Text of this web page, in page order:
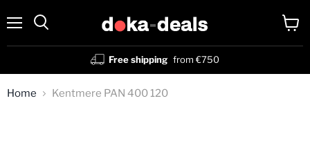
Free shipping from €750
cart
Home Kentmere PAN 400 120